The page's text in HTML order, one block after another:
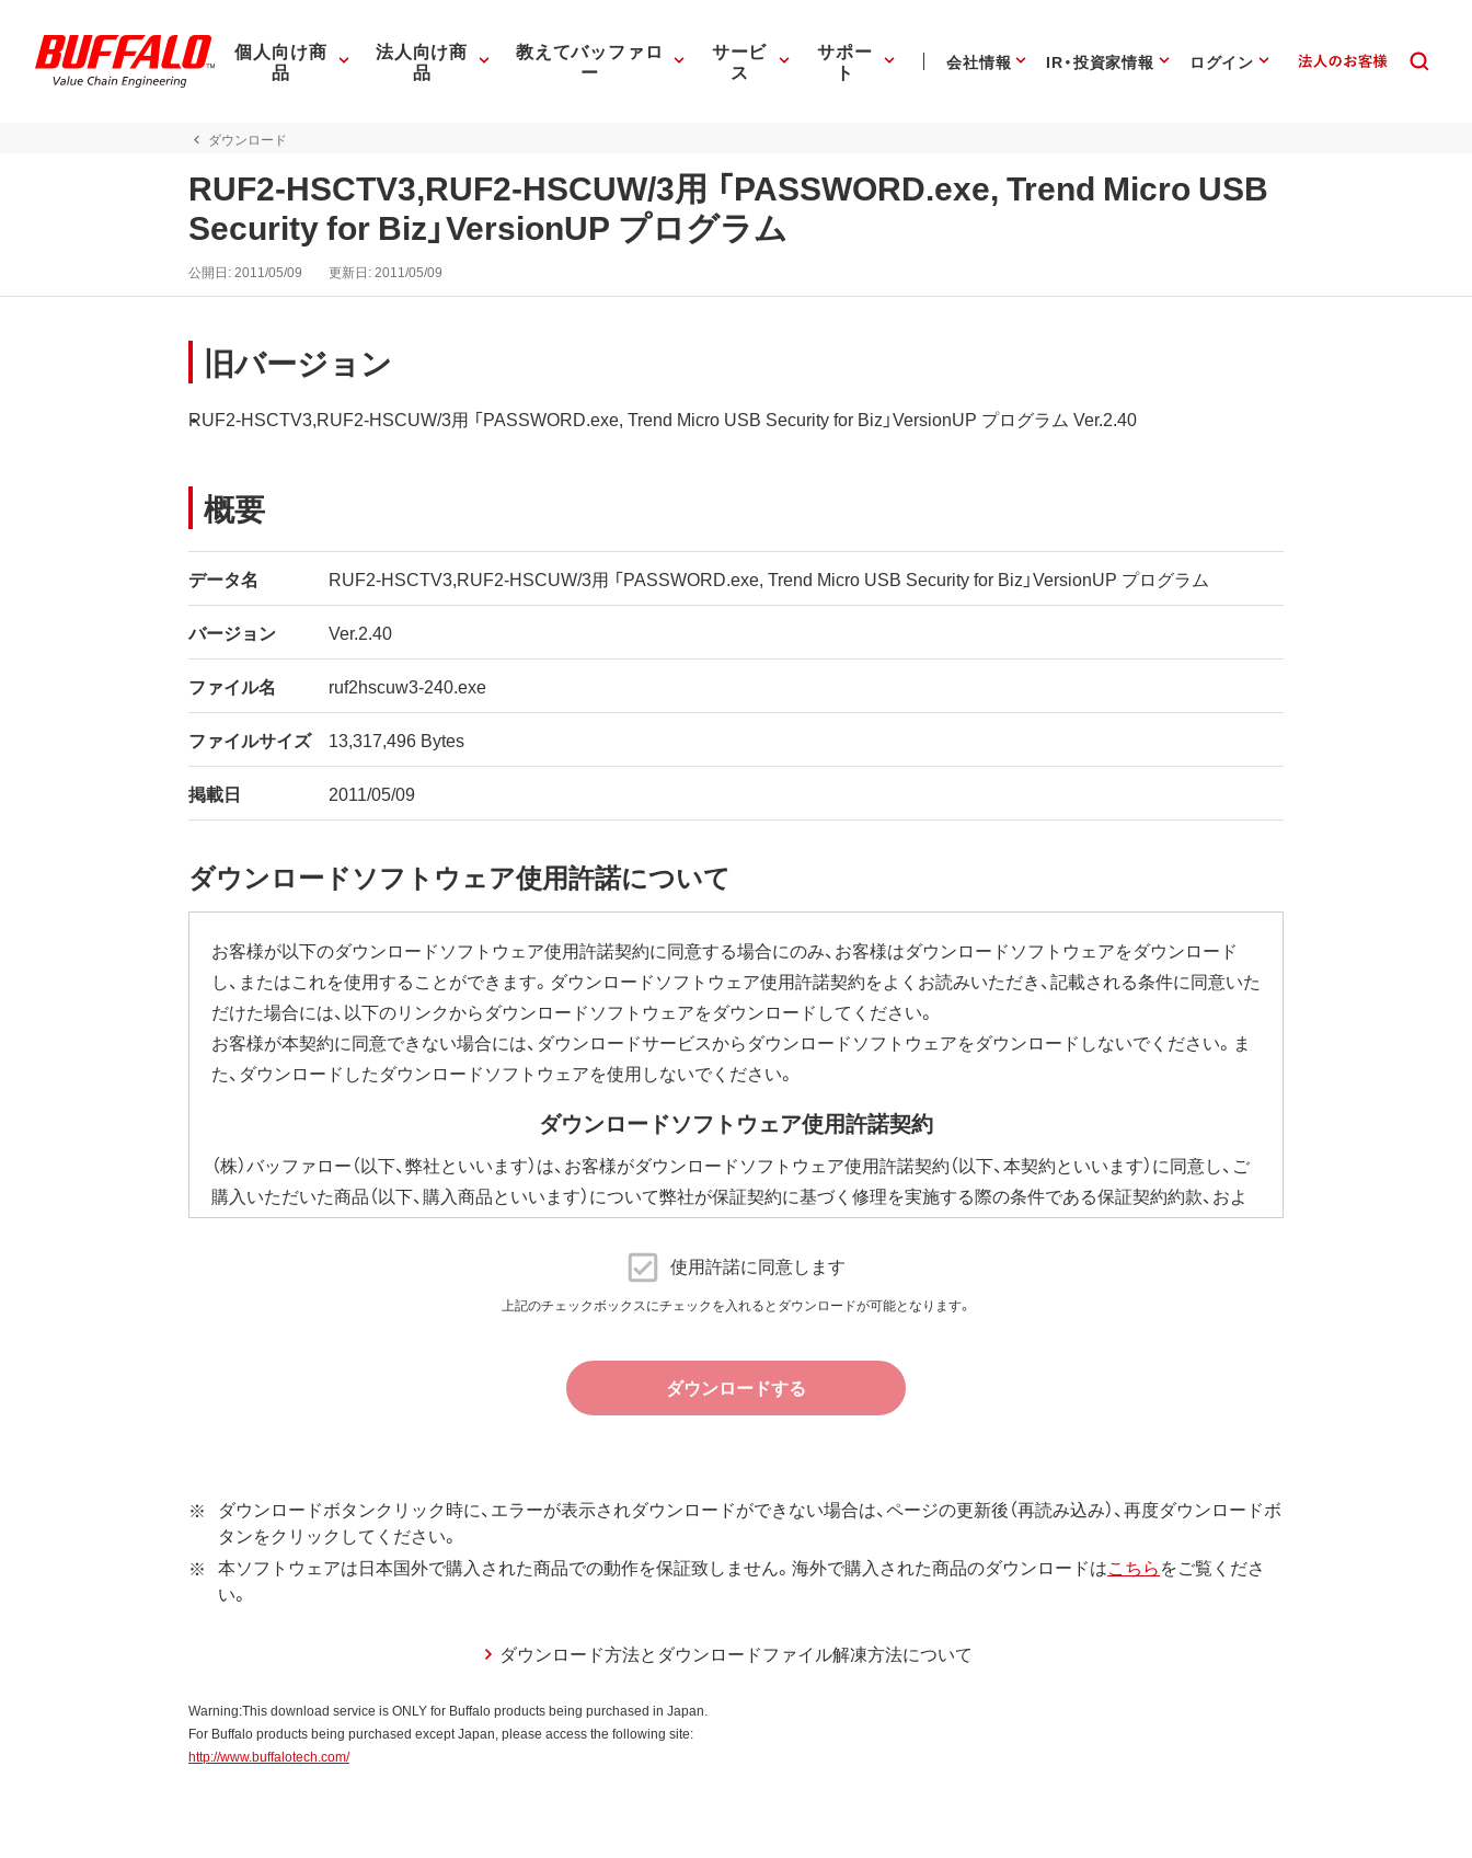
個人向け商
品
法人向け商
品
教えてバッファロ
ー
サービ
ス
サポー
ト 会社情報 IR・投資家情報 ログイン
ダウンロード
RUF2-HSCTV3,RUF2-HSCUW/3用 「PASSWORD.exe, Trend Micro USB
Security for Biz」VersionUP プログラム
公開日:2011/05/09 更新日:2011/05/09
旧バージョン
RUF2-HSCTV3,RUF2-HSCUW/3用 「PASSWORD.exe, Trend Micro USB Security for Biz」VersionUP プログラム Ver.2.40
概要
データ名 RUF2-HSCTV3,RUF2-HSCUW/3用 「PASSWORD.exe, Trend Micro USB Security for Biz」VersionUP プログラム
バージョン Ver.2.40
ファイル名 ruf2hscuw3-240.exe
ファイルサイズ 13,317,496 Bytes
掲載日 2011/05/09
ダウンロードソフトウェア使用許諾について
お客様が以下のダウンロードソフトウェア使用許諾契約に同意する場合にのみ、お客様はダウンロードソフトウェアをダウンロード
し、またはこれを使用することができます。ダウンロードソフトウェア使用許諾契約をよくお読みいただき、記載される条件に同意いた
だけた場合には、以下のリンクからダウンロードソフトウェアをダウンロードしてください。
お客様が本契約に同意できない場合には、ダウンロードサービスからダウンロードソフトウェアをダウンロードしないでください。ま
た、ダウンロードしたダウンロードソフトウェアを使用しないでください。
ダウンロードソフトウェア使用許諾契約
（株）バッファロー（以下、弊社といいます）は、お客様がダウンロードソフトウェア使用許諾契約（以下、本契約といいます）に同意し、ご
購入いただいた商品（以下、購入商品といいます）について弊社が保証契約に基づく修理を実施する際の条件である保証契約約款、およ
びそれに含まれるソフトウェア（以下、添付ソフトウェアといいます）の使用許諾契約に同意する場合にかぎり、ダウンロードソフト
ウェア（弊社ダウンロードサービスに提供される、全てのソフトウェア（ユーティリティ・ファームウェア・ドライバなど）を含み以下、本
弊社は、本契約に規定する条件で、本ソフトウェアの使用をお客様に非専属的に許諾します。
ウェアの使用許諾権者は、使用許諾後も引き続きその知的所有権を保持します。
本ソフトウェアに対する知的所有権に関する表示を削除してはならないものとします。
第3条 使用制限
お客様は、本ソフトウェアのソースコードを調べたり、逆アセンブル、逆コンパイル、リバースエンジニアリング、その他の修正を
本ソフトウェアの一部または全部を利用した新しいソフトウェアの開発もこの規定により禁止されます。
使用許諾に同意します
上記のチェックボックスにチェックを入れるとダウンロードが可能となります。
ダウンロードする
ダウンロードボタンクリック時に、エラーが表示されダウンロードができない場合は、ページの更新後（再読み込み）、再度ダウンロードボ
タンをクリックしてください。
本ソフトウェアは日本国外で購入された商品での動作を保証致しません。海外で購入された商品のダウンロードはこちらをご覧くださ
い。
ダウンロード方法とダウンロードファイル解凍方法について
Warning:This download service is ONLY for Buffalo products being purchased in Japan.
For Buffalo products being purchased except Japan, please access the following site:
http://www.buffalotech.com/